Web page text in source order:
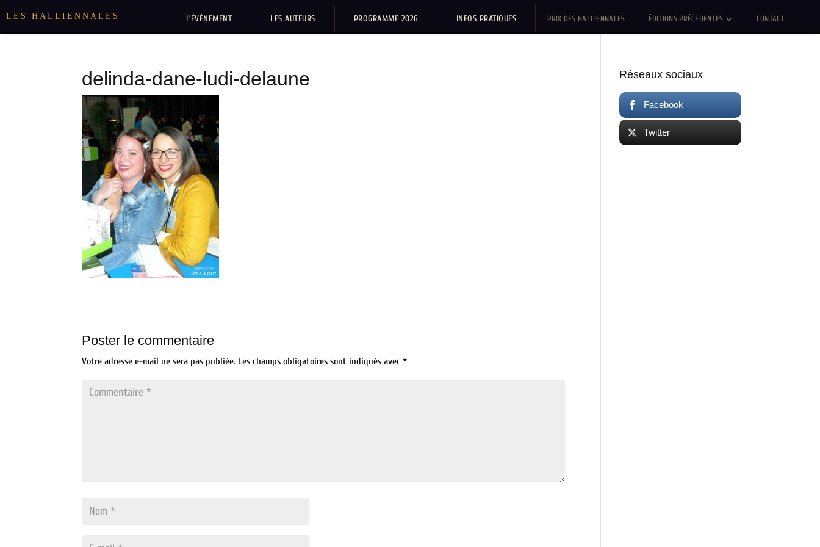
LES HALLIENNALES L’ÉVÈNEMENT LES AUTEURS PROGRAMME 2026 INFOS PRATIQUES PRIX DES HALLIENNALES ÉDITIONS PRÉCÉDENTES CONTACT
delinda-dane-ludi-delaune
Poster le commentaire
Votre adresse e-mail ne sera pas publiée. Les champs obligatoires sont indiqués avec*
Réseaux sociaux
Facebook
Twitter